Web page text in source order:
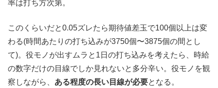
率は打ち方次第。
このくらいだと0.05ズレたら期待値差玉で100個以上は変
わる(時間あたりの打ち込みが3750個〜3875個の間とし
て)。役モノが出すムラと1日の打ち込みを考えたら、時給
の数字だけの目線でしか見れないと多分辛い。役モノを観
察しながら、 ある程度の長い目線が必要となる。